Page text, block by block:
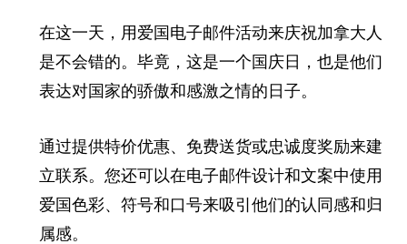
在这一天，用爱国电子邮件活动来庆祝加拿大人
是不会错的。毕竟，这是一个国庆日，也是他们
表达对国家的骄傲和感激之情的日子。
通过提供特价优惠、免费送货或忠诚度奖励来建
立联系。您还可以在电子邮件设计和文案中使用
爱国色彩、符号和口号来吸引他们的认同感和归
属感。